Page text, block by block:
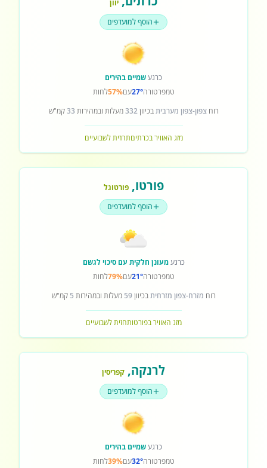
יוון
הוסף למועדפים
כרגעשמיים בהירים
טמפרטורה27°עם57%לחות
רוחצפון-צפון מערביתבכיוון332מעלות ובמהירות 33קמ"ש
מזג האוויר בכרתיםתחזית לשבועיים
פורטו,פורטוגל
הוסף למועדפים
כרגעמעונן חלקית עם סיכוי לגשם
טמפרטורה21°עם79%לחות
רוח מזרח-צפון מזרחיתבכיוון59 מעלות ובמהירות 5 קמ"ש
מזג האוויר בפורטותחזית לשבועיים
לרנקה, קפריסין
הוסף למועדפים
כרגעשמיים בהירים
טמפרטורה32°עם39%לחות